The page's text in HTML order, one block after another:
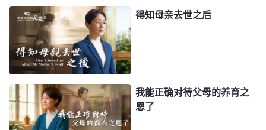
可、条件合适的背景下我可以力所能及地去照顾他
们，为他们排忧解难，尽上儿女该尽的责任。现在我
被警察追捕没法在家照顾他们，而且本分又很忙，这
个时候我应该以本分为主。通过神的话我也明白了，
作为一个受造之物，尽好受造之物的本分这是我的使
命，是人生中最大的事，是天职，必须得完成。孝顺
父母只是在尽儿女的责任，并不代表实行真理，更不
得知母亲去世之后
我能正确对待父母的养育之
恩了